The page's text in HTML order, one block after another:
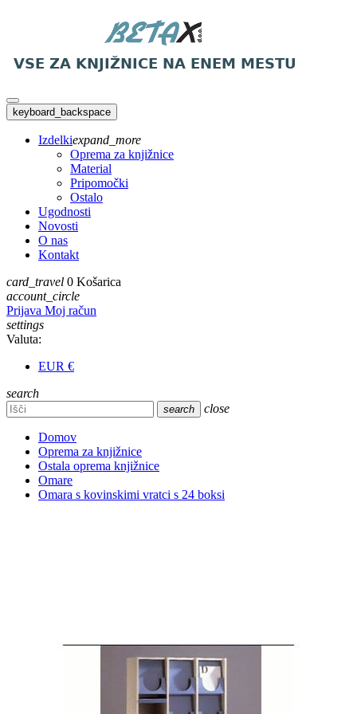
keyboard_backspace
Izdelkiexpand_more
Oprema za knjižnice
Material
Pripomočki
Ostalo
Ugodnosti
Novosti
O nas
Kontakt
card_travel 0 Košarica
account_circle
Prijava Moj račun
settings
Valuta:
EUR €
search
search close
Domov
Oprema za knjižnice
Ostala oprema knjižnice
Omare
Omara s kovinskimi vratci s 24 boksi